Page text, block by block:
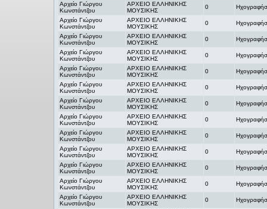
Αρχείο Γιώργου
Κωνστάντζου
ΑΡΧΕΙΟ ΕΛΛΗΝΙΚΗΣ
ΜΟΥΣΙΚΗΣ
0
Αρχείο Γιώργου
Κωνστάντζου
ΑΡΧΕΙΟ ΕΛΛΗΝΙΚΗΣ
ΜΟΥΣΙΚΗΣ
0
Αρχείο Γιώργου
Κωνστάντζου
ΑΡΧΕΙΟ ΕΛΛΗΝΙΚΗΣ
ΜΟΥΣΙΚΗΣ
0
Αρχείο Γιώργου
Κωνστάντζου
ΑΡΧΕΙΟ ΕΛΛΗΝΙΚΗΣ
ΜΟΥΣΙΚΗΣ
0
Αρχείο Γιώργου
Κωνστάντζου
ΑΡΧΕΙΟ ΕΛΛΗΝΙΚΗΣ
ΜΟΥΣΙΚΗΣ
0
Αρχείο Γιώργου
Κωνστάντζου
ΑΡΧΕΙΟ ΕΛΛΗΝΙΚΗΣ
ΜΟΥΣΙΚΗΣ
0
Αρχείο Γιώργου
Κωνστάντζου
ΑΡΧΕΙΟ ΕΛΛΗΝΙΚΗΣ
ΜΟΥΣΙΚΗΣ
0
Αρχείο Γιώργου
Κωνστάντζου
ΑΡΧΕΙΟ ΕΛΛΗΝΙΚΗΣ
ΜΟΥΣΙΚΗΣ
0
Αρχείο Γιώργου
Κωνστάντζου
ΑΡΧΕΙΟ ΕΛΛΗΝΙΚΗΣ
ΜΟΥΣΙΚΗΣ
0
Αρχείο Γιώργου
Κωνστάντζου
ΑΡΧΕΙΟ ΕΛΛΗΝΙΚΗΣ
ΜΟΥΣΙΚΗΣ
0
Αρχείο Γιώργου
Κωνστάντζου
ΑΡΧΕΙΟ ΕΛΛΗΝΙΚΗΣ
ΜΟΥΣΙΚΗΣ
0
Αρχείο Γιώργου
Κωνστάντζου
ΑΡΧΕΙΟ ΕΛΛΗΝΙΚΗΣ
ΜΟΥΣΙΚΗΣ
0
Αρχείο Γιώργου
Κωνστάντζου
ΑΡΧΕΙΟ ΕΛΛΗΝΙΚΗΣ
ΜΟΥΣΙΚΗΣ
0